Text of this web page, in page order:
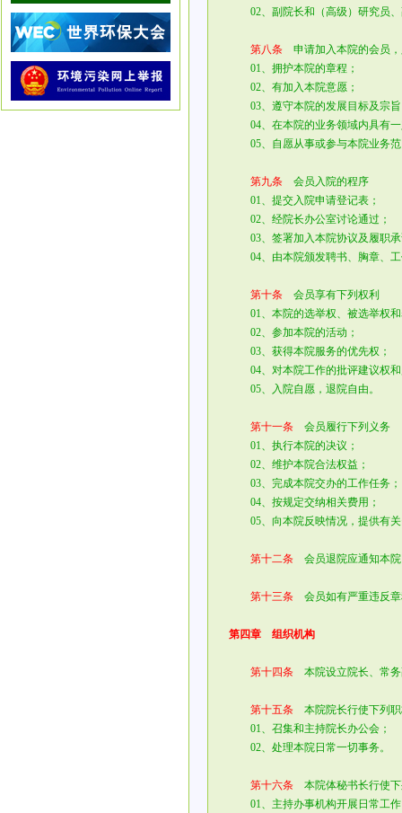
02、副院长和（高级）研究员、
第八条 申请加入本院的会员
01、拥护本院的章程；
02、有加入本院意愿；
03、遵守本院的发展目标及宗旨
04、在本院的业务领域内具有一
05、自愿从事或参与本院业务范
第九条 会员入院的程序
01、提交入院申请登记表；
02、经院长办公室讨论通过；
03、签署加入本院协议及履职承
04、由本院颁发聘书、胸章、工
第十条 会员享有下列权利
01、本院的选举权、被选举权和
02、参加本院的活动；
03、获得本院服务的优先权；
04、对本院工作的批评建议权和
05、入院自愿，退院自由。
第十一条 会员履行下列义务
01、执行本院的决议；
02、维护本院合法权益；
03、完成本院交办的工作任务；
04、按规定交纳相关费用；
05、向本院反映情况，提供有关
第十二条 会员退院应通知本院
第十三条 会员如有严重违反
第四章 组织机构
第十四条 本院设立院长、常务
第十五条 本院院长行使下列
01、召集和主持院长办公会；
02、处理本院日常一切事务。
第十六条 本院体秘书长行使
01、主持办事机构开展日常工作